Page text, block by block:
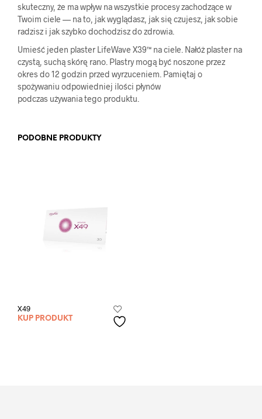
skuteczny, że ma wpływ na wszystkie procesy zachodzące w
Twoim ciele — na to, jak wyglądasz, jak się czujesz, jak sobie
radzisz i jak szybko dochodzisz do zdrowia.
Umieść jeden plaster LifeWave X39™ na ciele. Nałóż plaster na
czystą, suchą skórę rano. Plastry mogą być noszone przez
okres do 12 godzin przed wyrzuceniem. Pamiętaj o
spożywaniu odpowiedniej ilości płynów
podczas używania tego produktu.
PODOBNE PRODUKTY
X49
KUP PRODUKT